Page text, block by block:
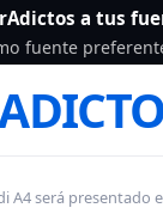
a tus
fuente
A4 será presentado